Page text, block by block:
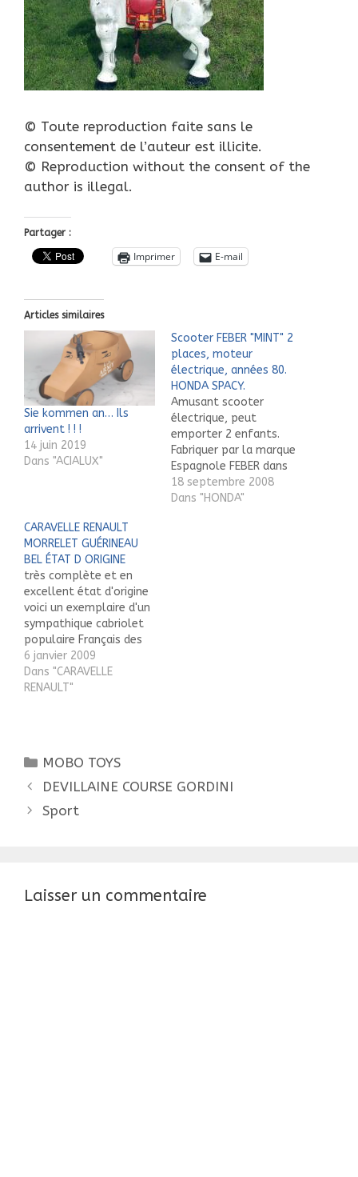
© Toute reproduction faite sans le
consentement de l’auteur est illicite.
© Reproduction without the consent of the
author is illegal.
Partager :
Imprimer E-mail
Articles similaires
Sie kommen an… Ils
arrivent ! ! !
14 juin 2019
Dans "ACIALUX"
Scooter FEBER "MINT" 2
places, moteur
électrique, années 80.
HONDA SPACY.
Amusant scooter
électrique, peut
emporter 2 enfants.
Fabriquer par la marque
Espagnole FEBER dans
les années 80.Très
largement inspiré du
18 septembre 2008
Dans "HONDA"
CARAVELLE RENAULT
MORRELET GUÉRINEAU
BEL ÉTAT D ORIGINE
très complète et en
excellent état d'origine
voici un exemplaire d'un
sympathique cabriolet
populaire Français des
années 60/70. © Toute
reproduction faite sans
le consentement de
6 janvier 2009
Dans "CARAVELLE
RENAULT"
Catégories
MOBO TOYS
Navigation
des
articles
DEVILLAINE COURSE GORDINI
Sport
Laisser un commentaire